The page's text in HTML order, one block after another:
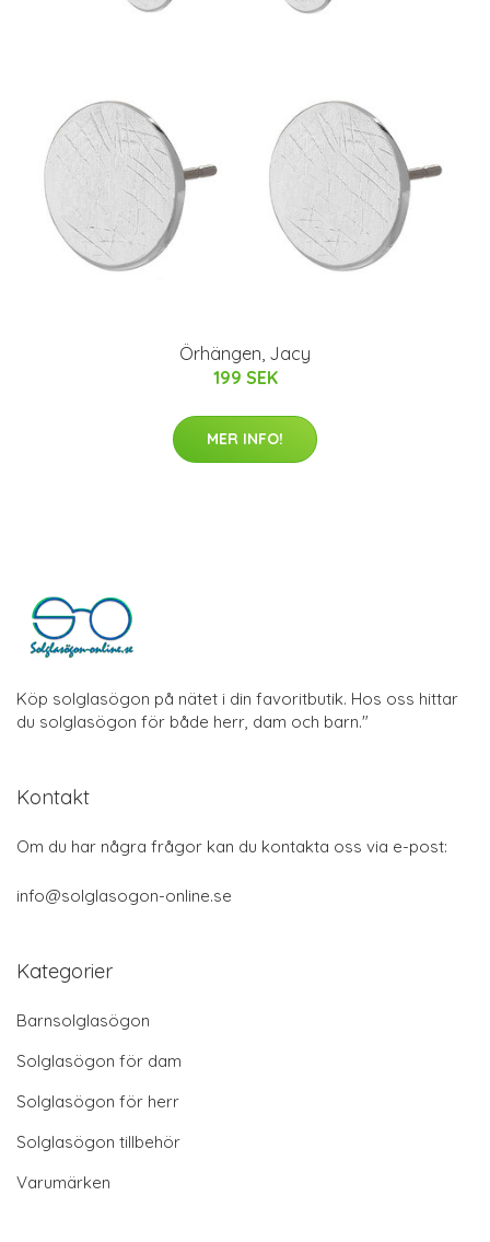
Örhängen, Jacy
199 SEK
MER INFO!
Köp solglasögon på nätet i din favoritbutik. Hos oss hittar
du solglasögon för både herr, dam och barn."
Kontakt
Om du har några frågor kan du kontakta oss via e-post:
info@solglasogon-online.se
Kategorier
Barnsolglasögon
Solglasögon för dam
Solglasögon för herr
Solglasögon tillbehör
Varumärken